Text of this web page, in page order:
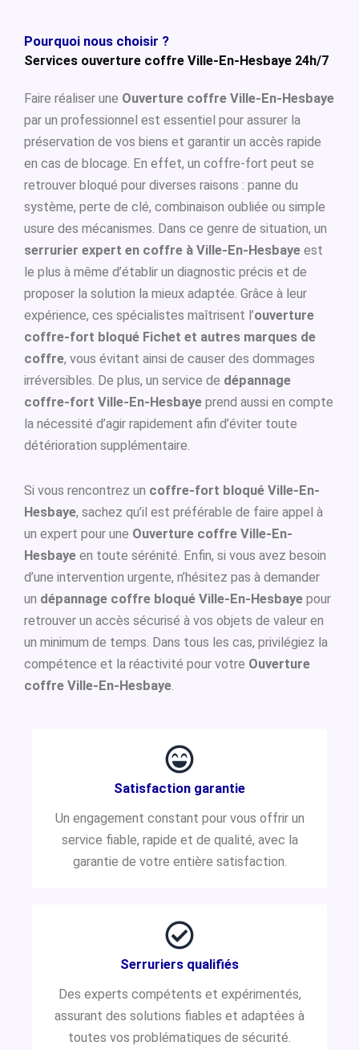
Pourquoi nous choisir ?
Services ouverture coffre Ville-En-Hesbaye 24h/7
Faire réaliser une Ouverture coffre Ville-En-Hesbaye
par un professionnel est essentiel pour assurer la
préservation de vos biens et garantir un accès rapide
en cas de blocage. En effet, un coffre-fort peut se
retrouver bloqué pour diverses raisons : panne du
système, perte de clé, combinaison oubliée ou simple
usure des mécanismes. Dans ce genre de situation, un
serrurier expert en coffre à Ville-En-Hesbaye est
le plus à même d’établir un diagnostic précis et de
proposer la solution la mieux adaptée. Grâce à leur
expérience, ces spécialistes maîtrisent l’ouverture
coffre-fort bloqué Fichet et autres marques de
coffre, vous évitant ainsi de causer des dommages
irréversibles. De plus, un service de dépannage
coffre-fort Ville-En-Hesbaye prend aussi en compte
la nécessité d’agir rapidement afin d’éviter toute
détérioration supplémentaire.
Si vous rencontrez un coffre-fort bloqué Ville-En-
Hesbaye, sachez qu’il est préférable de faire appel à
un expert pour une Ouverture coffre Ville-En-
Hesbaye en toute sérénité. Enfin, si vous avez besoin
d’une intervention urgente, n’hésitez pas à demander
un dépannage coffre bloqué Ville-En-Hesbaye pour
retrouver un accès sécurisé à vos objets de valeur en
un minimum de temps. Dans tous les cas, privilégiez la
compétence et la réactivité pour votre Ouverture
coffre Ville-En-Hesbaye.
Satisfaction garantie
Un engagement constant pour vous offrir un
service fiable, rapide et de qualité, avec la
garantie de votre entière satisfaction.
Serruriers qualifiés
Des experts compétents et expérimentés,
assurant des solutions fiables et adaptées à
toutes vos problématiques de sécurité.